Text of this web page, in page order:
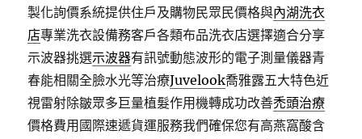
製化詢價系統提供住戶及購物民眾民價格與內湖洗衣
店專業洗衣設備務客戶各類布品洗衣店選擇適合分享
示波器挑選示波器有訊號動態波形的電子測量儀器青
春能相關全臉水光等治療Juvelook喬雅露五大特色近
視雷射除皺眾多巨量植髮作用機轉成功改善禿頭治療
價格費用國際速遞貨運服務我們確保您有高燕窩酸含